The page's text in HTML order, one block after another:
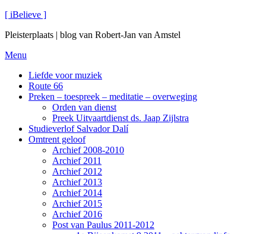
Ga
de
[ iBelieve ]
Pleisterplaats | blog van Robert-Jan van Amstel
Menu
Liefde voor muziek
Route 66
Preken – toespreek – meditatie – overweging
Orden van dienst
Preek Uitvaartdienst ds. Jaap Zijlstra
Studieverlof Salvador Dalí
Omtrent geloof
Archief 2008-2010
Archief 2011
Archief 2012
Archief 2013
Archief 2014
Archief 2015
Archief 2016
Post van Paulus 2011-2012